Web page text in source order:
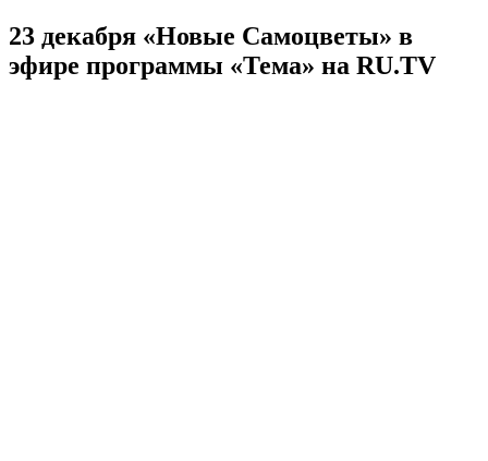
23 декабря «Новые Самоцветы» в
эфире программы «Тема» на RU.TV